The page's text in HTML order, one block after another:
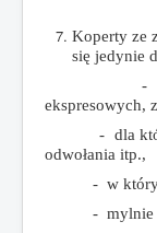
Koperty ze
się jedynie
-
ekspresowych,
- dla
odwołania itp.,
- w których
- mylnie